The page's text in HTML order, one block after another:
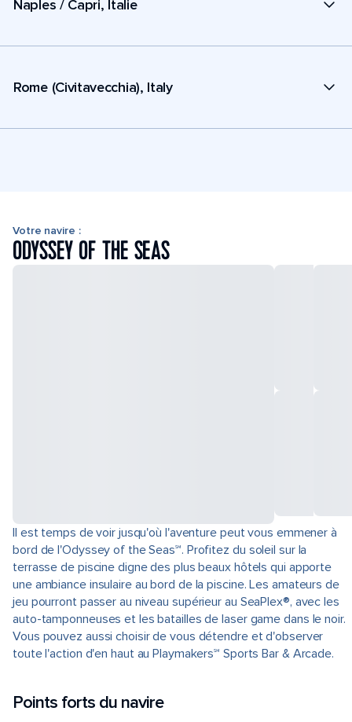
Naples / Capri, Italie
Rome (Civitavecchia), Italy
Votre navire :
ODYSSEY OF THE SEAS
Il est temps de voir jusqu'où l'aventure peut vous emmener à
bord de l'Odyssey of the Seas℠. Profitez du soleil sur la
terrasse de piscine digne des plus beaux hôtels qui apporte
une ambiance insulaire au bord de la piscine. Les amateurs de
jeu pourront passer au niveau supérieur au SeaPlex®, avec les
auto-tamponneuses et les batailles de laser game dans le noir.
Vous pouvez aussi choisir de vous détendre et d'observer
toute l'action d'en haut au Playmakers℠ Sports Bar & Arcade.
Points forts du navire